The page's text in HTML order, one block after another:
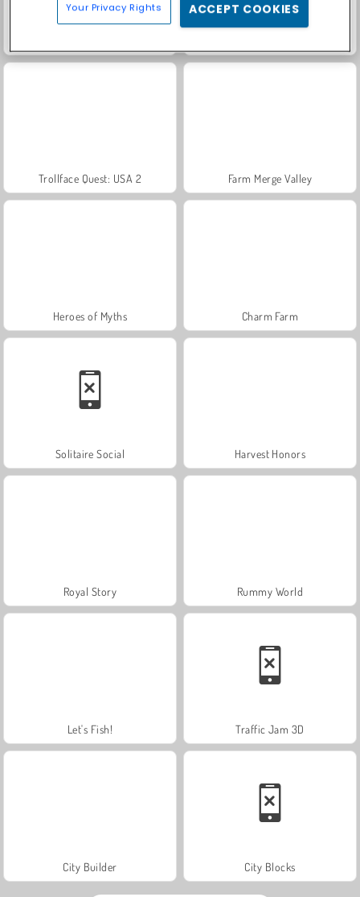
Trollface Quest: USA 2 Farm Merge Valley
Heroes of Myths Charm Farm
Solitaire Social Harvest Honors
Royal Story Rummy World
Let's Fish! Traffic Jam 3D
City Builder City Blocks
Your Privacy Rights ACCEPT COOKIES